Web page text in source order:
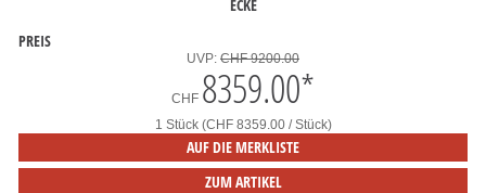
ECKE
PREIS
UVP: CHF 9200.00
CHF 8359.00*
1 Stück (CHF 8359.00 / Stück)
AUF DIE MERKLISTE
ZUM ARTIKEL